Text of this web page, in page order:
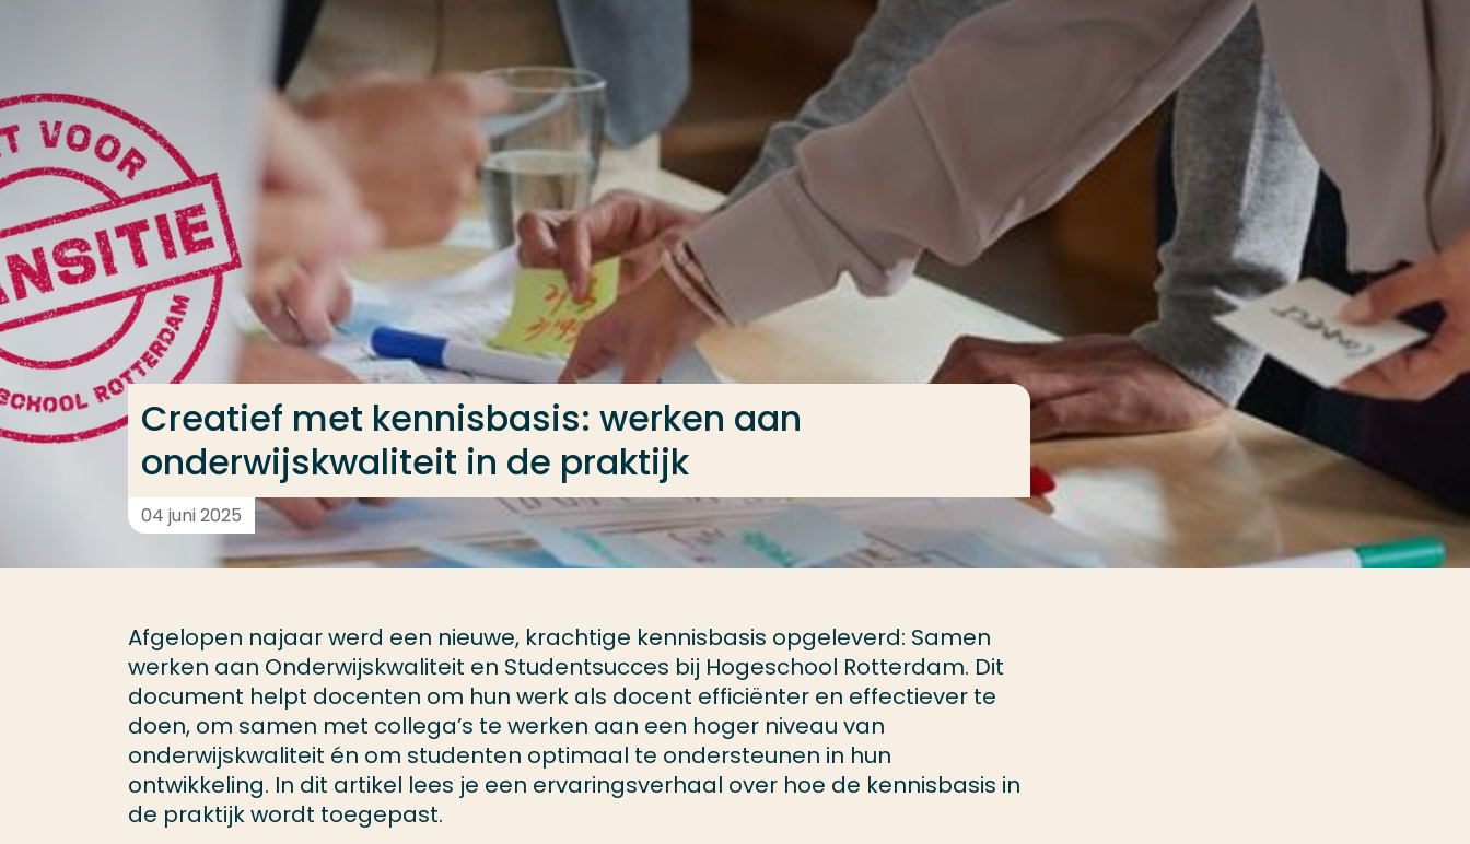
Creatief met kennisbasis: werken aan
onderwijskwaliteit in de praktijk
04 juni 2025
Afgelopen najaar werd een nieuwe, krachtige kennisbasis opgeleverd: Samen
werken aan Onderwijskwaliteit en Studentsucces bij Hogeschool Rotterdam. Dit
document helpt docenten om hun werk als docent efficiënter en effectiever te
doen, om samen met collega’s te werken aan een hoger niveau van
onderwijskwaliteit én om studenten optimaal te ondersteunen in hun
ontwikkeling. In dit artikel lees je een ervaringsverhaal over hoe de kennisbasis in
de praktijk wordt toegepast.
Veel gezocht
Opleiding
Contact